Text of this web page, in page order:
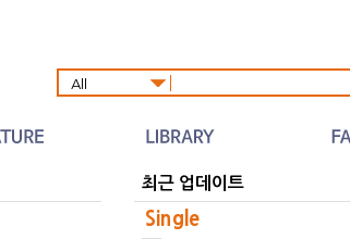
All
최근 업데이트
Single